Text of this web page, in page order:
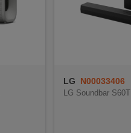
LG N00033406
LG Soundbar S60T